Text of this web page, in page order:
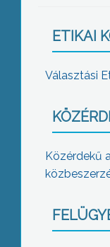
ETIKAI
Választási
Közérdekű